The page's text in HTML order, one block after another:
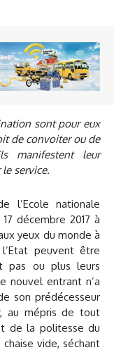
sont pour eux
de convoiter ou de
manifestent leur
service.
l’Ecole nationale
décembre 2017 à
yeux du monde à
peuvent être
pas ou plus leurs
nouvel entrant n’a
son prédécesseur
au mépris de tout
de la politesse du
vide, séchant